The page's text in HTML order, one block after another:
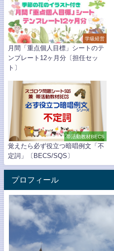
学級経営
月間「重点個人目標」シートのテ
ンプレート12ヶ月分〔担任セッ
ト〕
帯活動教材BECS
覚えたら必ず役立つ暗唱例文「不
定詞」〔BECS/SQS〕
プロフィール